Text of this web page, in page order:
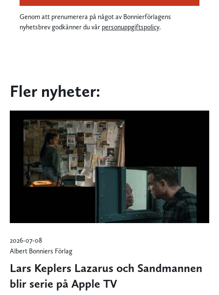
Genom att prenumerera på något av Bonnierförlagens
nyhetsbrev godkänner du vår personuppgiftspolicy.
Fler nyheter:
2026-07-08
Albert Bonniers Förlag
Lars Keplers Lazarus och Sandmannen
blir serie på Apple TV